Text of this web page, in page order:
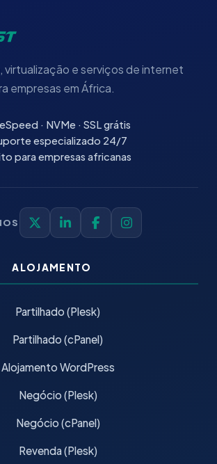
virtualização e serviços de internet
empresas em África.
· NVMe · SSL grátis
especializado 24/7
para empresas africanas
X LinkedInFacebookInstagram
ALOJAMENTO
Partilhado (Plesk)
Partilhado (cPanel)
Alojamento WordPress
Negócio (Plesk)
Negócio (cPanel)
Revenda (Plesk)